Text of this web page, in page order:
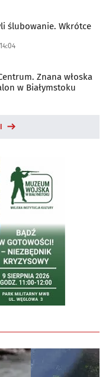
ślubowanie. Wkrótce
Znana włoska
w Białymstoku